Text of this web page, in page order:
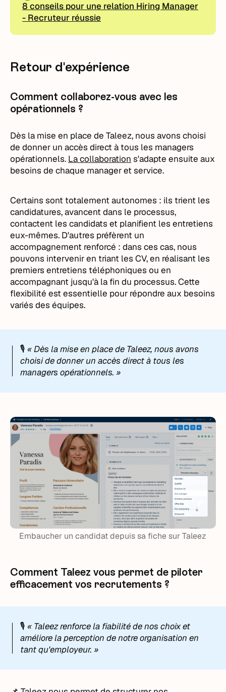
8 conseils pour une relation Hiring Manager
- Recruteur réussie
Retour d'expérience
Comment collaborez-vous avec les
opérationnels ?
Dès la mise en place de Taleez, nous avons choisi
de donner un accès direct à tous les managers
opérationnels. La collaboration s'adapte ensuite aux
besoins de chaque manager et service.
Certains sont totalement autonomes : ils trient les
candidatures, avancent dans le processus,
contactent les candidats et planifient les entretiens
eux-mêmes. D'autres préfèrent un
accompagnement renforcé : dans ces cas, nous
pouvons intervenir en triant les CV, en réalisant les
premiers entretiens téléphoniques ou en
accompagnant jusqu'à la fin du processus. Cette
flexibilité est essentielle pour répondre aux besoins
variés des équipes.
🎙️ « Dès la mise en place de Taleez, nous avons
choisi de donner un accès direct à tous les
managers opérationnels. »
Embaucher un candidat depuis sa fiche sur Taleez
Comment Taleez vous permet de piloter
efficacement vos recrutements ?
🎙️ « Taleez renforce la fiabilité de nos choix et
améliore la perception de notre organisation en
tant qu'employeur. »